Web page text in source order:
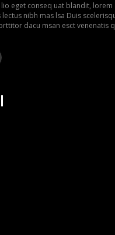
eget conseq uat blandit, lorem
nibh mas lsa Duis
dacu msan esct venenatis